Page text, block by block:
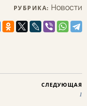
РУБРИКА: Новости
СЛЕДУЮЩАЯ
1